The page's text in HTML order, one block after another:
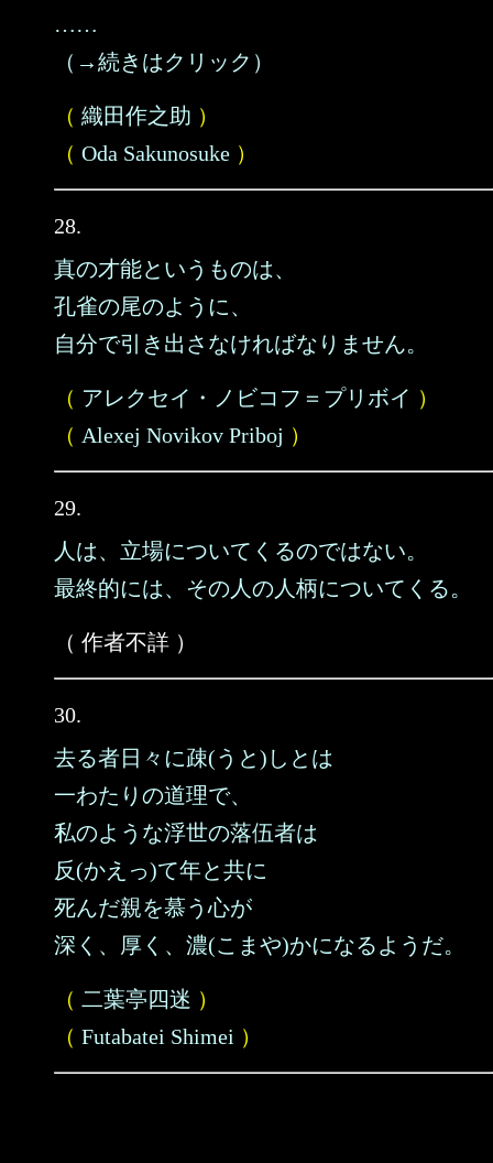
……
（→続きはクリック）
（ 織田作之助 ）
（ Oda Sakunosuke ）
28.
真の才能というものは、
孔雀の尾のように、
自分で引き出さなければなりません。
（ アレクセイ・ノビコフ＝プリボイ ）
（ Alexej Novikov Priboj ）
29.
人は、立場についてくるのではない。
最終的には、その人の人柄についてくる。
（ 作者不詳 ）
30.
去る者日々に疎(うと)しとは
一わたりの道理で、
私のような浮世の落伍者は
反(かえっ)て年と共に
死んだ親を慕う心が
深く、厚く、濃(こまや)かになるようだ。
（ 二葉亭四迷 ）
（ Futabatei Shimei ）